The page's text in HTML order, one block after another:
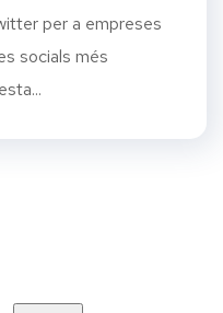
per a empreses
socials més